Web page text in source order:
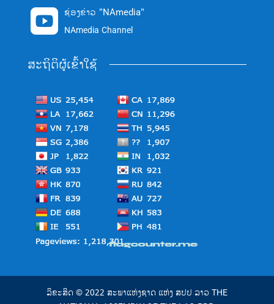
 ຊ່ອງຂ່າວ "NAmedia"
NAmedia Channel
ສະຖິຕິຜູ້ເຂົ້າໃຊ້
ລິຂະສິດ © 2022 ສະພາແຫ່ງຊາດ ແຫ່ງ ສປປ ລາວ THE